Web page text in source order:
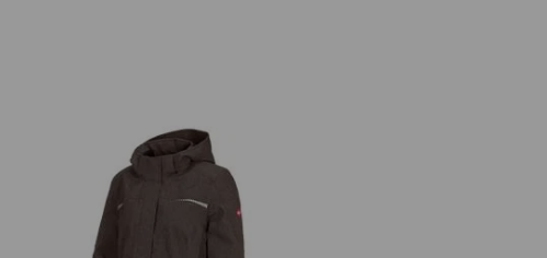
Funktionsjacke e.s.motion denim,